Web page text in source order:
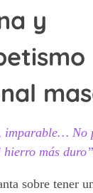
y
imparable… No
hierro más
sobre tener